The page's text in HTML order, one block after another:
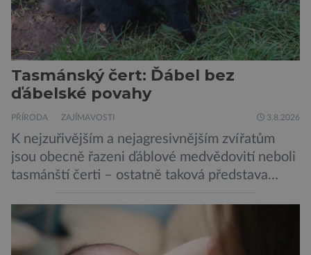
Tasmánský čert: Ďábel bez
ďábelské povahy
PŘÍRODA ZAJÍMAVOSTI 3.8.2026
K nejzuřivějším a nejagresivnějším zvířatům
jsou obecně řazeni ďáblové medvědovití neboli
tasmánští čerti – ostatně taková představa
vačnatci, vyskytující se dnes již výhradně na
ostrově Tasmánie, si však takovou nálepku
vůbec nezaslouží. Fakticky se totiž spíše než o